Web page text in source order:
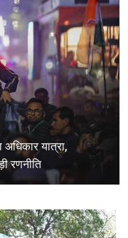
अधिकार यात्रा,
रणनीति